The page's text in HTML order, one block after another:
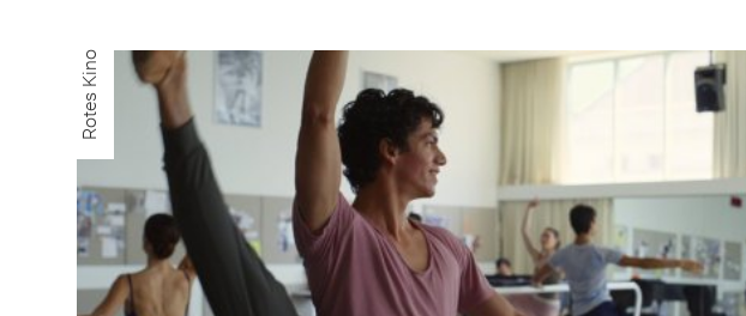
Rotes Kino